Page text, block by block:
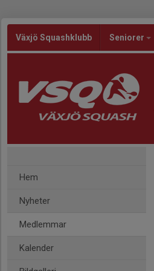
Växjö Squashklubb Seniorer
Hem
Nyheter
Medlemmar
Kalender